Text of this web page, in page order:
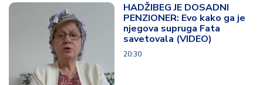
HADŽIBEG JE DOSADNI
PENZIONER: Evo kako ga je
njegova supruga Fata
savetovala (VIDEO)
20:30